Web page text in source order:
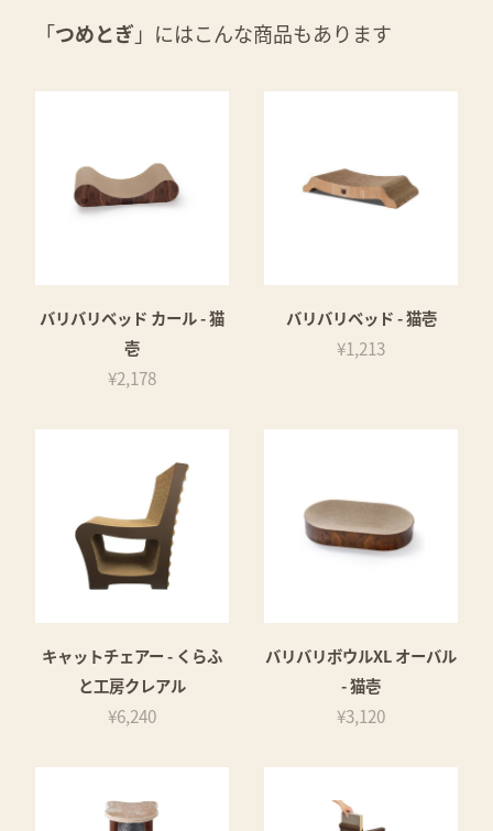
「つめとぎ」にはこんな商品もあります
バリバリベッド カール - 猫
壱
¥2,178
バリバリベッド - 猫壱
¥1,213
キャットチェアー - くらふ
と工房クレアル
¥6,240
バリバリボウルXL オーバル
- 猫壱
¥3,120